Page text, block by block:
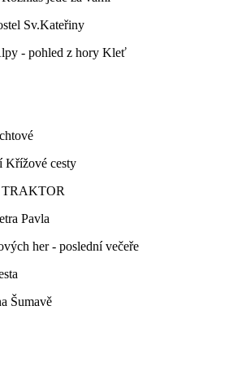
Sv.Kateřiny
- pohled z hory Kleť
Křížové cesty
TRAKTOR
Pavla
her - poslední večeře
Šumavě